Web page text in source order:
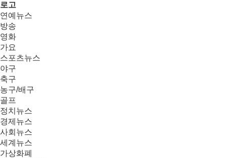
로고
연예뉴스
방송
영화
가요
스포츠뉴스
야구
축구
농구/배구
골프
정치뉴스
경제뉴스
사회뉴스
세계뉴스
가상화폐